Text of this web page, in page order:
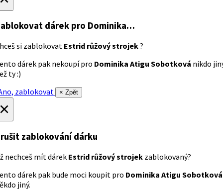
dárek pro Dominika…
si zablokovat Estrid růžový strojek?
dárek pak nekoupí pro Dominika Atigu Sobotková nikdo
ty :)
zablokovat
× Zpět
zablokování dárku
nechceš mít dárek Estrid růžový strojek zablokovaný?
dárek pak bude moci koupit pro Dominika Atigu Sobotková
jiný.